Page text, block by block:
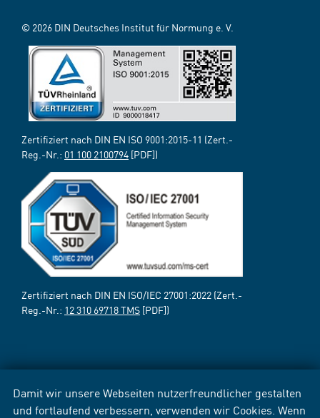
Damit wir unsere Webseiten nutzerfreundlicher gestalten
und fortlaufend verbessern, verwenden wir Cookies. Wenn
© 2026 DIN Deutsches Institut für Normung e. V.
Zertifiziert nach DIN EN ISO 9001:2015-11 (Zert.-
Reg.-Nr.: 01 100 2100794 [PDF])
Zertifiziert nach DIN EN ISO/IEC 27001:2022 (Zert.-
Reg.-Nr.: 12 310 69718 TMS [PDF])